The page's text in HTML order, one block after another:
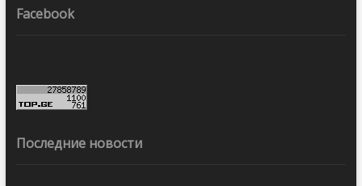
Facebook
Последние новости